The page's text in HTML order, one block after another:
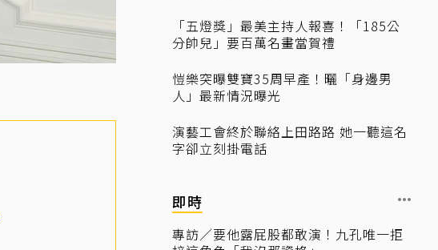
「五燈獎」最美主持人報喜！「185公
分帥兒」要百萬名畫當賀禮
愷樂突曝雙寶35周早產！曬「身邊男
人」最新情況曝光
演藝工會終於聯絡上田路路 她一聽這名
字卻立刻掛電話
即時
專訪／要他露屁股都敢演！九孔唯一拒